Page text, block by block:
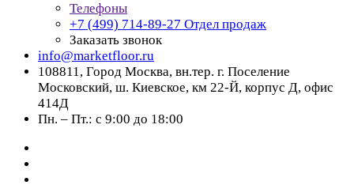
Телефоны
+7 (499) 714-89-27 Отдел продаж
Заказать звонок
info@marketfloor.ru
108811, Город Москва, вн.тер. г. Поселение
Московский, ш. Киевское, км 22-Й, корпус Д, офис
414Д
Пн. – Пт.: с 9:00 до 18:00